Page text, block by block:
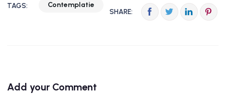
TAGS:
Contemplatie
SHARE:
Add your Comment